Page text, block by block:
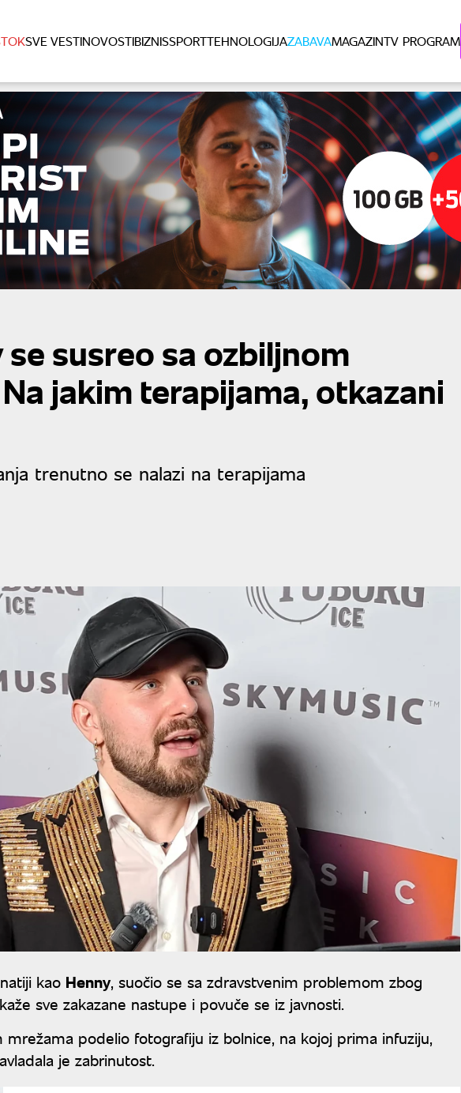
SVE VESTINOVOSTIBIZNISSPORTTEHNOLOGIJAZABAVAMAGAZINTV PROGRAM
se susreo sa ozbiljnom
jakim terapijama, otkazani
trenutno se nalazi na terapijama
kao Henny, suočio se sa zdravstvenim problemom zbog
sve zakazane nastupe i povuče se iz javnosti.
podelio fotografiju iz bolnice, na kojoj prima infuziju,
je zabrinutost.